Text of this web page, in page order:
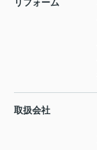
リフォーム
取扱会社